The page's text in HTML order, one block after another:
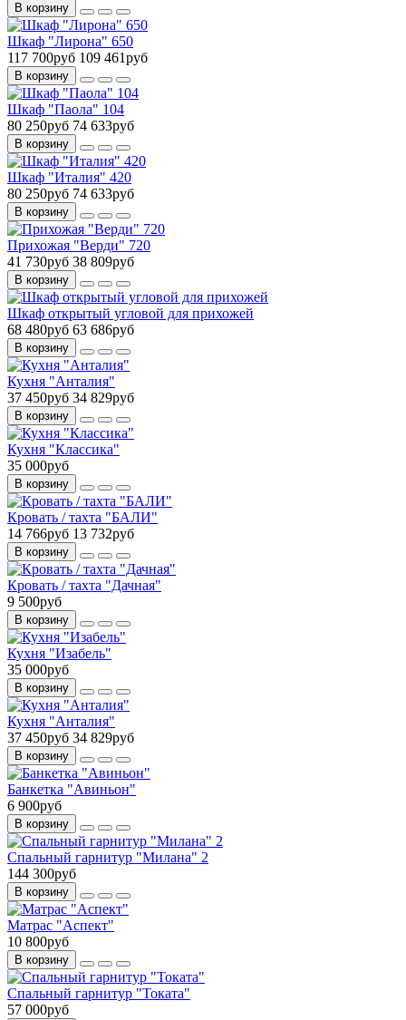
В корзину
Шкаф "Лирона" 650
117 700руб 109 461руб
В корзину
Шкаф "Паола" 104
80 250руб 74 633руб
В корзину
Шкаф "Италия" 420
80 250руб 74 633руб
В корзину
Прихожая "Верди" 720
41 730руб 38 809руб
В корзину
Шкаф открытый угловой для прихожей
68 480руб 63 686руб
В корзину
Кухня "Анталия"
37 450руб 34 829руб
В корзину
Кухня "Классика"
35 000руб
В корзину
Кровать / тахта "БАЛИ"
14 766руб 13 732руб
В корзину
Кровать / тахта "Дачная"
9 500руб
В корзину
Кухня "Изабель"
35 000руб
В корзину
Кухня "Анталия"
37 450руб 34 829руб
В корзину
Банкетка "Авиньон"
6 900руб
В корзину
Спальный гарнитур "Милана" 2
144 300руб
В корзину
Матрас "Аспект"
10 800руб
В корзину
Спальный гарнитур "Токата"
57 000руб